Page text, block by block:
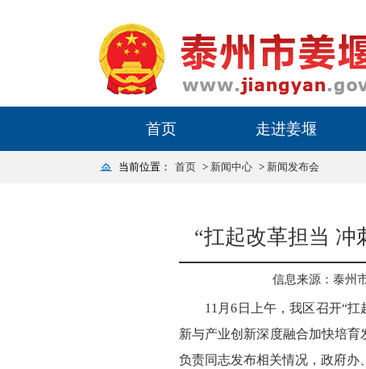
首页 走进姜堰
当前位置： 首页 > 新闻中心 > 新闻发布会
“扛起改革担当 冲
信息来源：泰州
11月6日上午，我区召开“
新与产业创新深度融合加快培
负责同志发布相关情况，政府办